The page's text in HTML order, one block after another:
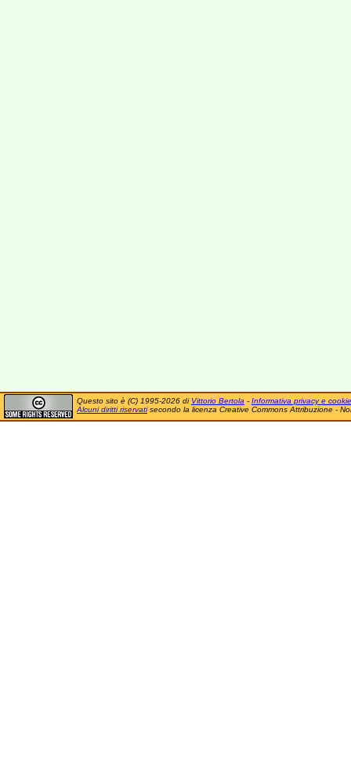
Questo sito è (C) 1995-2026 di Vittorio Bertola - Informativa privacy e cookie
Alcuni diritti riservatisecondo la licenza Creative Commons Attribuzione -